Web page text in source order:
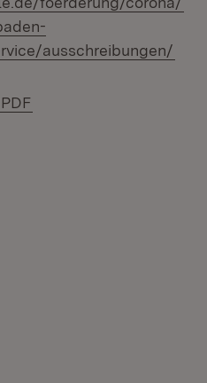
ausschreibungen/